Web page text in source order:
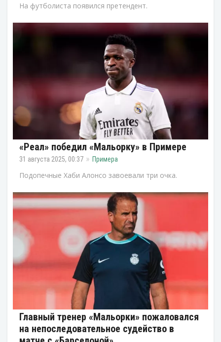
На футболиста появился претендент.
«Реал» победил «Мальорку» в Примере
31 августа 2025, 00:37 Примера
Подопечные Хаби Алонсо завоевали три очка.
Главный тренер «Мальорки» пожаловался
на непоследовательное судейство в